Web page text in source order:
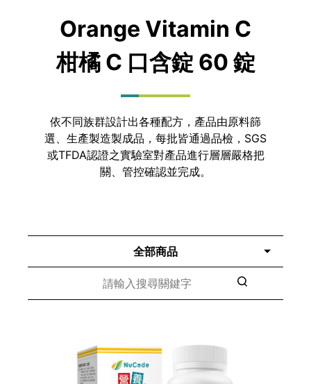
Orange Vitamin C
柑橘 C 口含錠 60 錠
依不同族群設計出各種配方，產品由原料篩
選、生產製造製成品，每批皆通過品檢，SGS
或TFDA認證之實驗室對產品進行層層嚴格把
關、管控確認並完成。
全部商品